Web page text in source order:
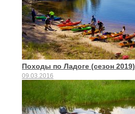
Походы по Ладоге (сезон 2019)
09.03.2016